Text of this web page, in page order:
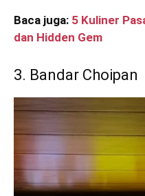
Baca juga: 5 Kuliner
dan Hidden Gem
3. Bandar Choipan